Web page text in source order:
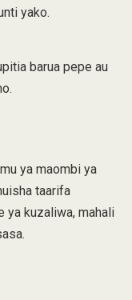
yako.
barua pepe au
ya maombi ya
taarifa
ya kuzaliwa, mahali